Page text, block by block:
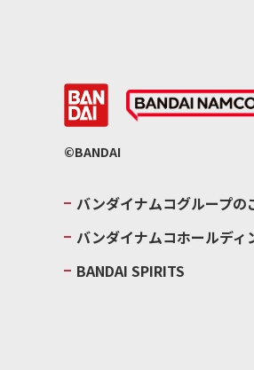
©BANDAI
バンダイナムコグループの
バンダイナムコホールディ
BANDAI SPIRITS